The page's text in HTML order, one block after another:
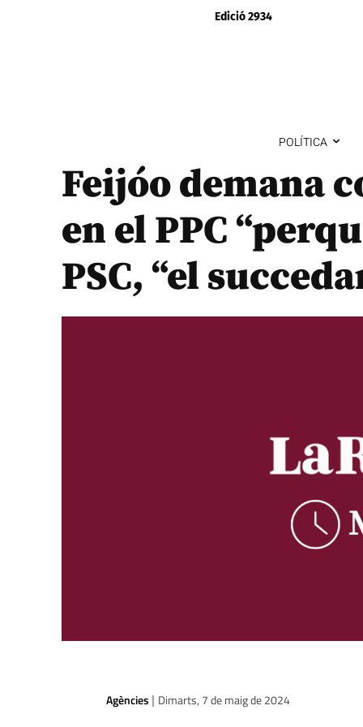
Edició 2934
POLÍTICA
Feijóo demana
en el PPC
PSC, “el
Agències | Dimarts, 7 de maig de 2024